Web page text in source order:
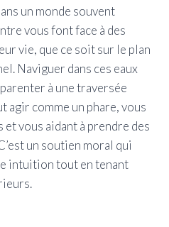
un monde souvent
vous font face à des
vie, que ce soit sur le plan
Naviguer dans ces eaux
à une traversée
agir comme un phare, vous
vous aidant à prendre des
un soutien moral qui
intuition tout en tenant